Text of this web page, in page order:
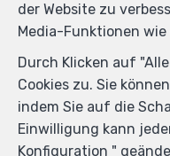
der Website zu
Media-Funktionen
Durch Klicken auf
Cookies zu. Sie
indem Sie auf die
Einwilligung kann
Konfiguration "